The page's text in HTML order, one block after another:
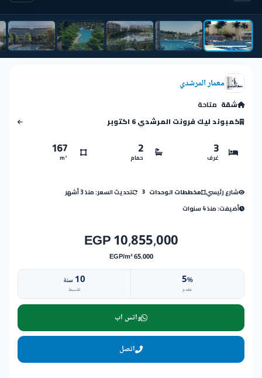
معمار المرشدي
شقة متاحة
كمبوند ليك فرونت المرشدي 6 اكتوبر
3
غرف
2
حمام
167
m²
شارع رئيسي مخططات الوحدات 3
تحديث السعر: منذ 3 أشهر
أضيفت: منذ 4 سنوات
10,855,000 EGP
65,000 EGP/m²
5%
مقدم
10 سنة
تقسيط
واتس اب
اتصل